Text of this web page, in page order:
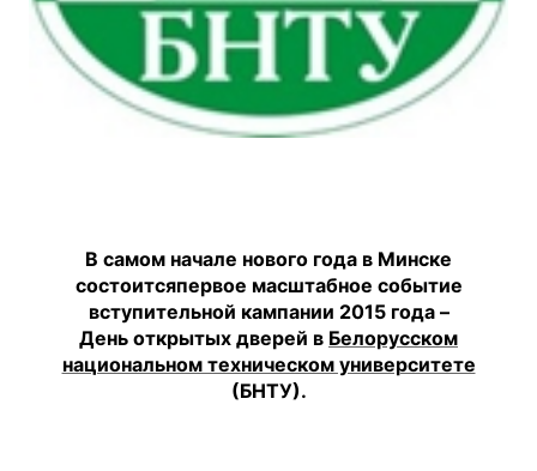
В самом начале нового года в Минске
состоитсяпервое масштабное событие
вступительной кампании 2015 года –
День открытых дверей в Белорусском
национальном техническом университете
(БНТУ).